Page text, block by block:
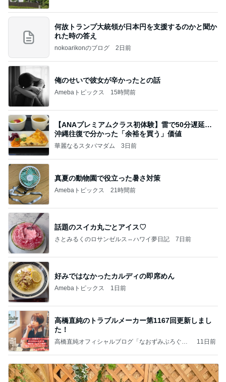
何故トランプ大統領が日本円を支援するのかと聞か
れた時の答え
nokoarikonのブログ 2日前
俺のせいで彼女が辛かったとの話
Amebaトピックス 15時間前
【ANAプレミアムクラス初体験】雷で50分遅延…
沖縄往復で分かった「余裕を買う」価値
華麗なるスタバマダム 3日前
真夏の動物園で役立った暑さ対策
Amebaトピックス 21時間前
話題のスイカ丸ごとアイス♡
さとみるくのロサンゼルス⇔ハワイ夢日記 7日前
好みではなかったカルディの即席めん
Amebaトピックス 1日前
高橋直純のトラブルメーカー第1167回更新しまし
た！
高橋直純オフィシャルブログ「なおずみぶろぐ」
11日前